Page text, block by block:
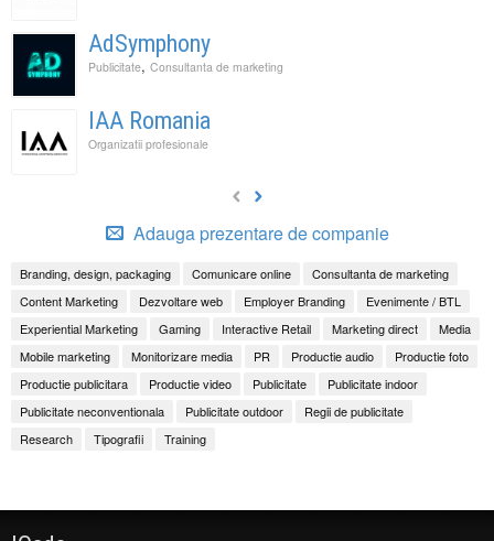
AdSymphony
Publicitate, Consultanta de marketing
IAA Romania
Organizatii profesionale
Adauga prezentare de companie
Branding, design, packaging Comunicare online
Consultanta de marketing
Content Marketing
Dezvoltare web Employer Branding
Evenimente / BTL
Experiential Marketing
Gaming Interactive Retail Marketing direct
Media
Mobile marketing
Monitorizare media PR Productie audio
Productie foto
Productie publicitara
Productie video Publicitate
Publicitate indoor
Publicitate neconventionala
Publicitate outdoor
Regii de publicitate
Research
Tipografii Training